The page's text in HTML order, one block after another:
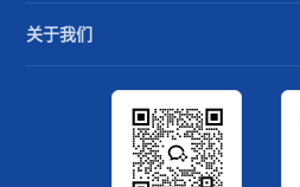
关于我们